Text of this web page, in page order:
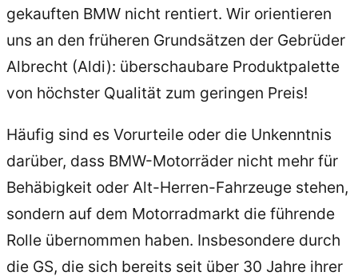
gekauften BMW nicht rentiert. Wir orientieren
uns an den früheren Grundsätzen der Gebrüder
Albrecht (Aldi): überschaubare Produktpalette
von höchster Qualität zum geringen Preis!
Häufig sind es Vorurteile oder die Unkenntnis
darüber, dass BMW-Motorräder nicht mehr für
Behäbigkeit oder Alt-Herren-Fahrzeuge stehen,
sondern auf dem Motorradmarkt die führende
Rolle übernommen haben. Insbesondere durch
die GS, die sich bereits seit über 30 Jahre ihrer